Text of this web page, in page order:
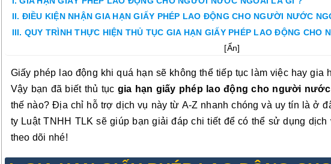
II. ĐIỀU KIỆN NHẬN GIA HẠN GIẤY PHÉP LAO ĐỘNG CHO NGƯỜI NƯỚC
III. QUY TRÌNH THỰC HIỆN THỦ TỤC GIA HẠN GIẤY PHÉP LAO ĐỘNG CHO
[Ẩn]
Giấy phép lao động khi quá hạn sẽ không thể tiếp tục làm việc hay gia
Vậy bạn đã biết thủ tục gia hạn giấy phép lao động cho người
thế nào? Địa chỉ hỗ trợ dịch vụ này từ A-Z nhanh chóng và uy tín là ở
ty Luật TNHH TLK sẽ giúp bạn giải đáp chi tiết để có thể sử dụng dịch
theo dõi nhé!